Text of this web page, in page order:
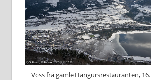
Voss frå gamle Hangursrestauranten,